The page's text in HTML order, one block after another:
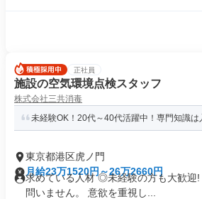
正社員
施設の空気環境点検スタッフ
株式会社三共消毒
未経験OK！20代～40代活躍中！専門知識は
東京都港区虎ノ門
月給23万1520円～26万2660円
求めている人材 ◎未経験の方も大歓迎!
問いません。 意欲を重視し...